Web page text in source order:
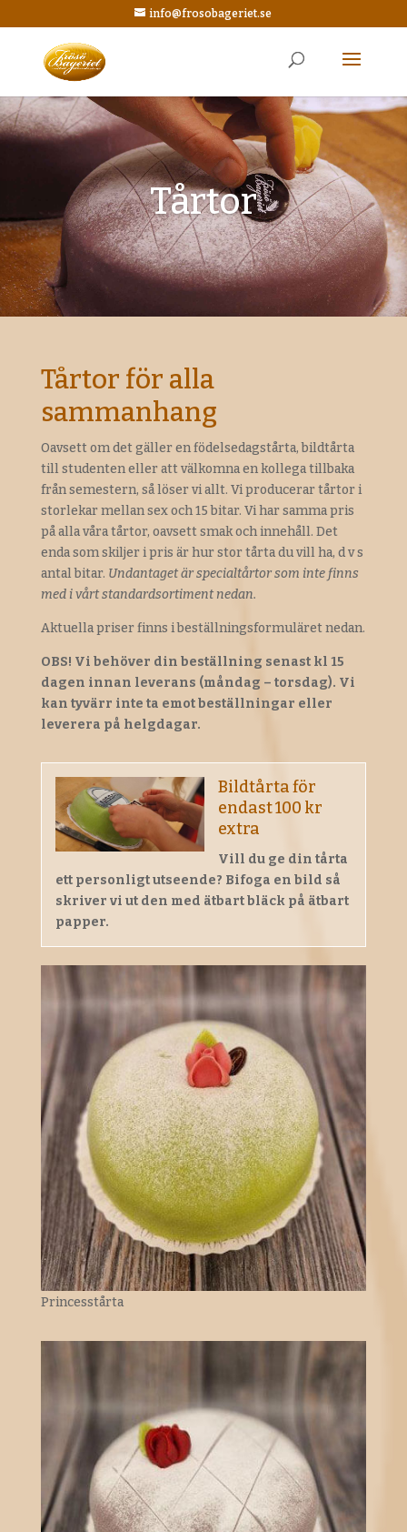
info@frosobageriet.se
Tårtor
Tårtor för alla
sammanhang
Oavsett om det gäller en födelsedagstårta, bildtårta
till studenten eller att välkomna en kollega tillbaka
från semestern, så löser vi allt. Vi producerar tårtor i
storlekar mellan sex och 15 bitar. Vi har samma pris
på alla våra tårtor, oavsett smak och innehåll. Det
enda som skiljer i pris är hur stor tårta du vill ha, d v s
antal bitar. Undantaget är specialtårtor som inte finns
med i vårt standardsortiment nedan.
Aktuella priser finns i beställningsformuläret nedan.
OBS! Vi behöver din beställning senast kl 15
dagen innan leverans (måndag – torsdag). Vi
kan tyvärr inte ta emot beställningar eller
leverera på helgdagar.
Bildtårta för
endast 100 kr
extra
Vill du ge din tårta
ett personligt utseende? Bifoga en bild så
skriver vi ut den med ätbart bläck på ätbart
papper.
Princesstårta